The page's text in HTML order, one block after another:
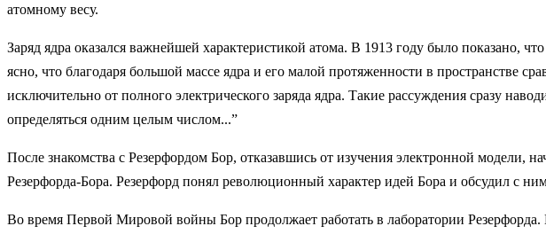
атомному весу.
Заряд ядра оказался важнейшей характеристикой атома. В 1913 году было показано,
ясно, что благодаря большой массе ядра и его малой протяженности в пространстве
исключительно от полного электрического заряда ядра. Такие рассуждения сразу
определяться одним целым числом...”
После знакомства с Резерфордом Бор, отказавшись от изучения электронной модели,
Резерфорда-Бора. Резерфорд понял революционный характер идей Бора и обсудил с
Во время Первой Мировой войны Бор продолжает работать в лаборатории